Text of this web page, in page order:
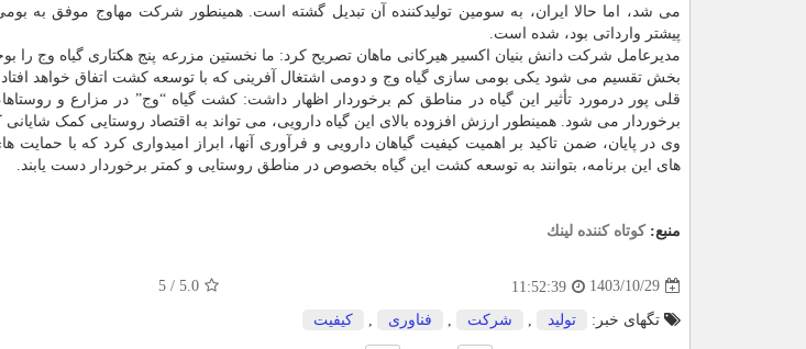
می شد، اما حالا ایران، به سومین تولیدکننده آن تبدیل گشته است. همینطور شرکت مهاوج موفق به بومی
پیشتر وارداتی بود، شده است.
مدیرعامل شرکت دانش بنیان اکسیر هیرکانی ماهان تصریح کرد: ما نخستین مزرعه پنج هکتاری گیاه وج را
بخش تقسیم می شود یکی بومی سازی گیاه وج و دومی اشتغال آفرینی که با توسعه کشت اتفاق خواهد
قلی پور درمورد تأثیر این گیاه در مناطق کم برخوردار اظهار داشت: کشت گیاه “وج” در مزارع و
برخوردار می شود. همینطور ارزش افزوده بالای این گیاه دارویی، می تواند به اقتصاد روستایی کمک شایانی
وی در پایان، ضمن تاکید بر اهمیت کیفیت گیاهان دارویی و فرآوری آنها، ابراز امیدواری کرد که با حمایت
های این برنامه، بتوانند به توسعه کشت این گیاه بخصوص در مناطق روستایی و کمتر برخوردار دست یابند.
منبع: كوتاه كننده لینك
1403/10/29
11:52:39
5.0
/
5
تگهای خبر: تولید شركت فناوری كیفیت